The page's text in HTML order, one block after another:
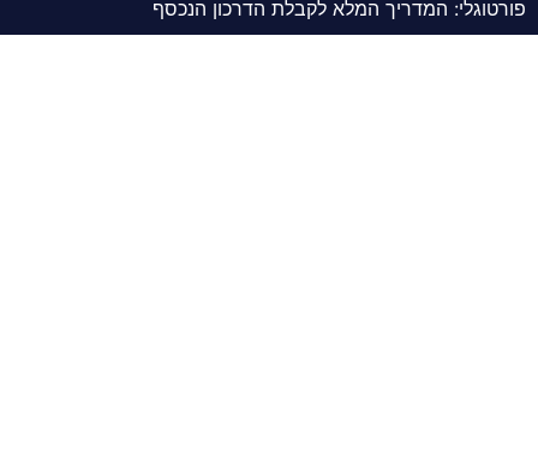
פורטוגלי: המדריך המלא לקבלת הדרכון הנכסף